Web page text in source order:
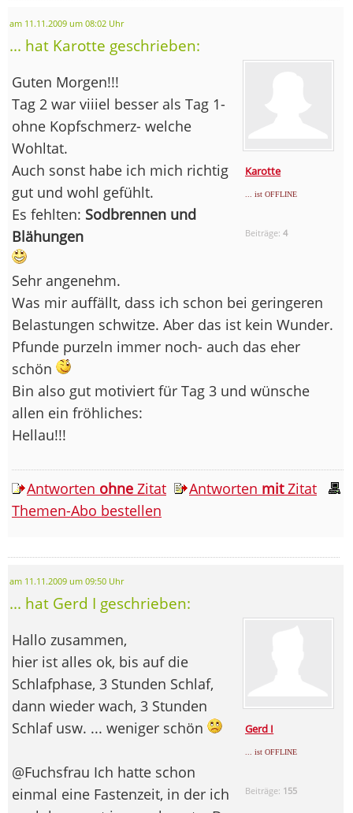
am 11.11.2009 um 08:02 Uhr
... hat Karotte geschrieben:
Karotte
... ist OFFLINE
Beiträge:4
Guten Morgen!!!
Tag 2 war viiiel besser als Tag 1-
ohne Kopfschmerz- welche
Wohltat.
Auch sonst habe ich mich richtig
gut und wohl gefühlt.
Es fehlten: Sodbrennen und
Blähungen
Sehr angenehm.
Was mir auffällt, dass ich schon bei geringeren
Belastungen schwitze. Aber das ist kein Wunder.
Pfunde purzeln immer noch- auch das eher
schön
Bin also gut motiviert für Tag 3 und wünsche
allen ein fröhliches:
Hellau!!!
Antworten ohne Zitat Antworten mitZitat
Themen-Abo bestellen
am 11.11.2009 um 09:50 Uhr
... hat Gerd I geschrieben:
Gerd I
... ist OFFLINE
Beiträge: 155
Hallo zusammen,
hier ist alles ok, bis auf die
Schlafphase, 3 Stunden Schlaf,
dann wieder wach, 3 Stunden
Schlaf usw. ... weniger schön
@Fuchsfrau Ich hatte schon
einmal eine Fastenzeit, in der ich